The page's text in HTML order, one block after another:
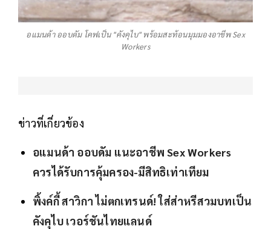
อแมนด้า ออบดัม โคฟเป็น "คังคุไบ" พร้อมสะท้อนมุมมองอาชีพ Sex
Workers
ข่าวที่เกี่ยวข้อง
อแมนด้า ออบดัม แนะอาชีพ Sex Workers
ควรได้รับการคุ้มครอง-มีสิทธิเท่าเทียม
พิ้งค์กี้ สาวิกา ไม่ตกเทรนด์! ใส่ส่าหรีสวมบทเป็น
คังคุไบ เวอร์ชันไทยแลนด์